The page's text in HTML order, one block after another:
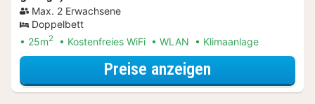
Max. 2 Erwachsene
Doppelbett
25m2 Kostenfreies WiFi WLAN Klimaanlage
Preise anzeigen